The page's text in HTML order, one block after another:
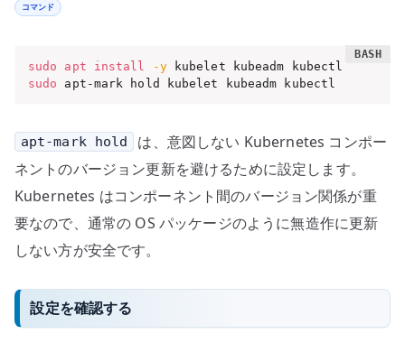
コマンド
sudo apt install -y
sudo apt-mark hold kubelet kubeadm kubectl
apt-mark hold
は、意図しない Kubernetes コンポー
ネントのバージョン更新を避けるために設定します。
Kubernetes はコンポーネント間のバージョン関係が重
要なので、通常の OS パッケージのように無造作に更新
しない方が安全です。
設定を確認する